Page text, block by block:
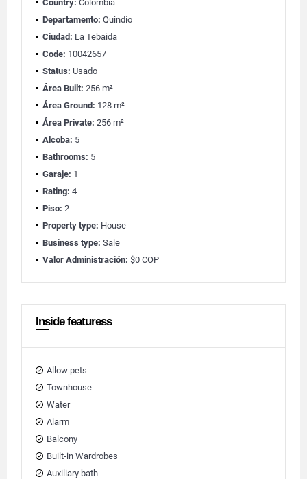
Country: Colombia
Departamento: Quindío
Ciudad: La Tebaida
Code: 10042657
Status: Usado
Área Built: 256 m²
Área Ground: 128 m²
Área Private: 256 m²
Alcoba: 5
Bathrooms: 5
Garaje: 1
Rating: 4
Piso: 2
Property type: House
Business type: Sale
Valor Administración: $0 COP
Inside featuress
Allow pets
Townhouse
Water
Alarm
Balcony
Built-in Wardrobes
Auxiliary bath